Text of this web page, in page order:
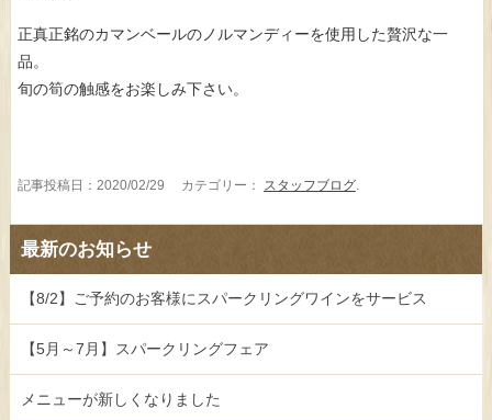
正真正銘のカマンベールのノルマンディーを使用した贅沢な一
品。
旬の筍の触感をお楽しみ下さい。
記事投稿日：2020/02/29 カテゴリー： スタッフブログ.
最新のお知らせ
【8/2】ご予約のお客様にスパークリングワインをサービス
【5月～7月】スパークリングフェア
メニューが新しくなりました